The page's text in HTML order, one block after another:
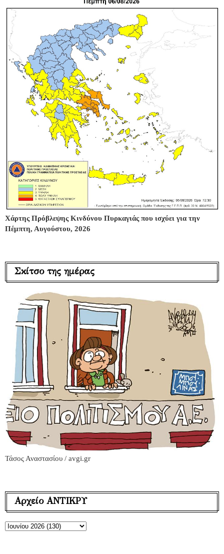
Χάρτης Πρόβλεψης Κινδύνου Πυρκαγιάς που ισχύει για την
Πέμπτη, Αυγούστου, 2026
Σκίτσο της ημέρας
Τάσος Αναστασίου / avgi.gr
Αρχείο ΑΝΤΙΚΡΥ